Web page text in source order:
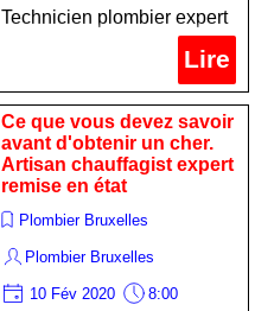
Technicien plombier expert
Lire
Ce que vous devez savoir
avant d'obtenir un cher.
Artisan chauffagist expert
remise en état
Plombier Bruxelles
Plombier Bruxelles
10 Fév 2020 8:00